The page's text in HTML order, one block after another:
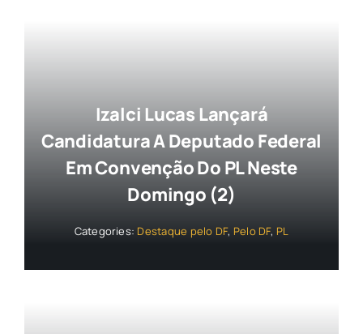
Izalci Lucas Lançará
Candidatura A Deputado Federal
Em Convenção Do PL Neste
Domingo (2)
Categories: Destaque pelo DF, Pelo DF, PL